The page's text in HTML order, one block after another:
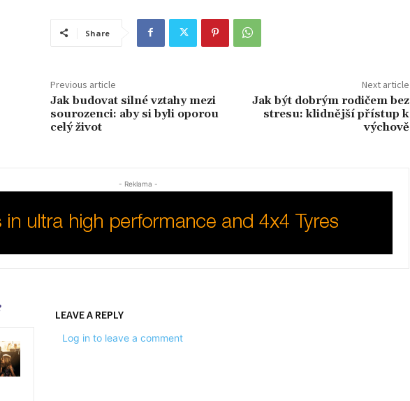
Share
Previous article
Jak budovat silné vztahy mezi
sourozenci: aby si byli oporou
celý život
Next article
Jak být dobrým rodičem bez
stresu: klidnější přístup k
výchově
- Reklama -
LEAVE A REPLY
Log in to leave a comment